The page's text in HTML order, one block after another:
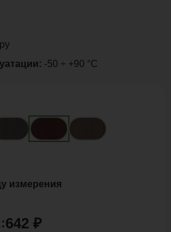
измерения
:642 ₽
-50 ÷ +90 °C